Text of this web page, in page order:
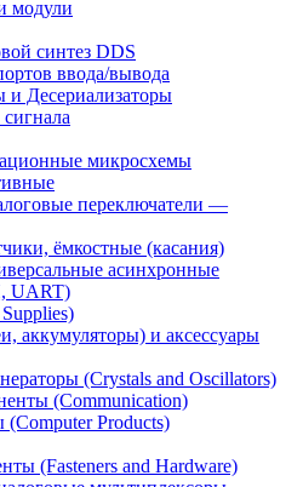
модули
синтез DDS
ввода/вывода
и Десериализаторы
микросхемы
переключатели —
ёмкостные (касания)
асинхронные
UART)
аккумуляторы) и аксессуары
(Crystals and Oscillators)
(Communication)
Products)
(Fasteners and Hardware)